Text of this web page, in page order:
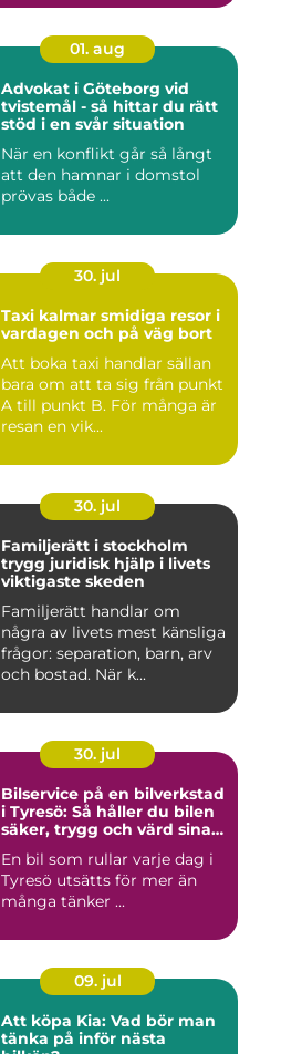
01. aug
Advokat i Göteborg vid
tvistemål - så hittar du rätt
stöd i en svår situation
När en konflikt går så långt
att den hamnar i domstol
prövas både ...
30. jul
Taxi kalmar smidiga resor i
vardagen och på väg bort
Att boka taxi handlar sällan
bara om att ta sig från punkt
A till punkt B. För många är
resan en vik...
30. jul
Familjerätt i stockholm
trygg juridisk hjälp i livets
viktigaste skeden
Familjerätt handlar om
några av livets mest känsliga
frågor: separation, barn, arv
och bostad. När k...
30. jul
Bilservice på en bilverkstad
i Tyresö: Så håller du bilen
säker, trygg och värd sina
En bil som rullar varje dag i
Tyresö utsätts för mer än
många tänker ...
09. jul
Att köpa Kia: Vad bör man
tänka på inför nästa